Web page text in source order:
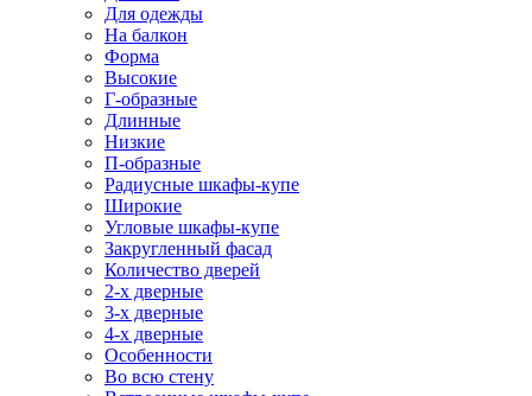
Для одежды
На балкон
Форма
Высокие
Г-образные
Длинные
Низкие
П-образные
Радиусные шкафы-купе
Широкие
Угловые шкафы-купе
Закругленный фасад
Количество дверей
2-х дверные
3-х дверные
4-х дверные
Особенности
Во всю стену